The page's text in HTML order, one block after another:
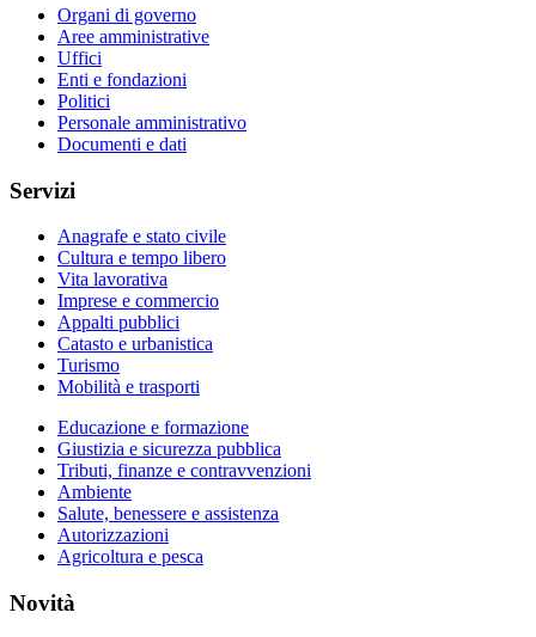
Organi di governo
Aree amministrative
Uffici
Enti e fondazioni
Politici
Personale amministrativo
Documenti e dati
Servizi
Anagrafe e stato civile
Cultura e tempo libero
Vita lavorativa
Imprese e commercio
Appalti pubblici
Catasto e urbanistica
Turismo
Mobilità e trasporti
Educazione e formazione
Giustizia e sicurezza pubblica
Tributi, finanze e contravvenzioni
Ambiente
Salute, benessere e assistenza
Autorizzazioni
Agricoltura e pesca
Novità